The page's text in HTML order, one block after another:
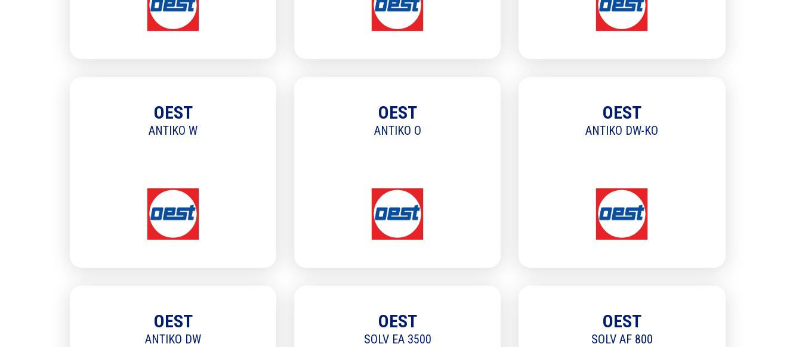
OEST
ANTIKO W
OEST
ANTIKO O
OEST
ANTIKO DW-KO
OEST
ANTIKO DW
OEST
SOLV EA 3500
OEST
SOLV AF 800
de la relation commerciale qui découle de cette demande d’information. Preciag ne
transmettra vos coordonnées à aucun tiers. Vous pouvez vous désinscrire à tout moment
en nous contactant à cette adresse mail contact[at]preciag[dot]com